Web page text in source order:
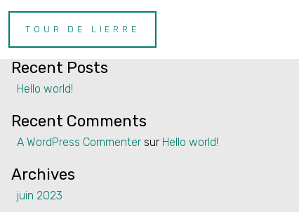
TOUR DE LIERRE
Home
Contact
Recent Posts
Hello world!
Recent Comments
A WordPress Commenter sur Hello world!
Archives
juin 2023